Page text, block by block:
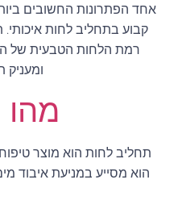
אחד הפתרונות החשובים
קבוע בתחליב לחות
רמת הלחות הטבעית של
ומעניק
תחליב לחות הוא מוצר
הוא מסייע במניעת איבוד